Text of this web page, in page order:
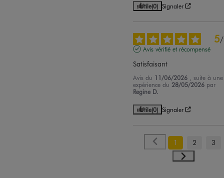
Utile(0) Signaler
5/
Avis vérifié et récompensé
Satisfaisant
Avis du 11/06/2026
, suite à une
expérience du 28/05/2026 par
Regine D.
Utile(0) Signaler
1 2 3